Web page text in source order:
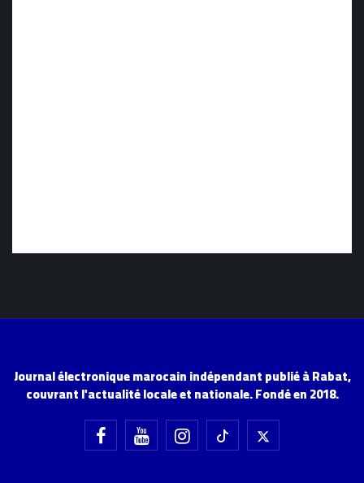
Journal électronique marocain indépendant publié à Rabat,
couvrant l'actualité locale et nationale. Fondé en 2018.